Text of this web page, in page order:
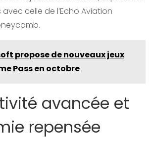
celle de l’Echo Aviation
propose de nouveaux jeux
Pass en octobre
avancée et
repensée